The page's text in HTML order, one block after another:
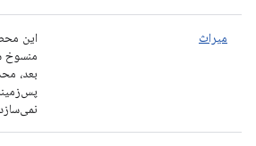
میراث
این
بعد،